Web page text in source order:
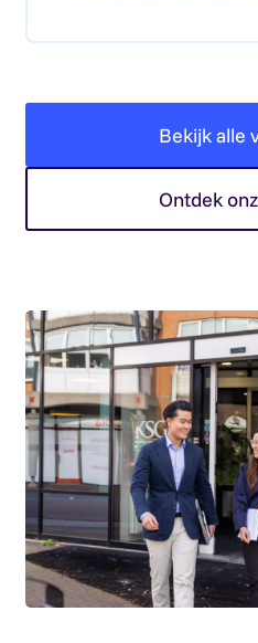
Bekijk alle
Ontdek